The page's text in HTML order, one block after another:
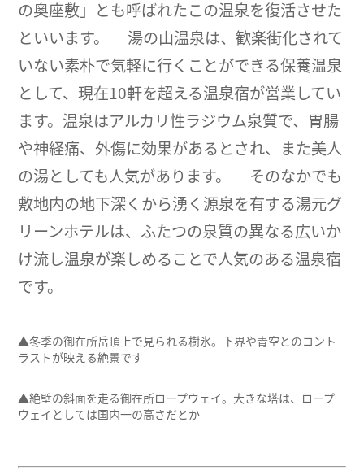
の奥座敷」とも呼ばれたこの温泉を復活させた
といいます。 湯の山温泉は、歓楽街化されて
いない素朴で気軽に行くことができる保養温泉
として、現在10軒を超える温泉宿が営業してい
ます。温泉はアルカリ性ラジウム泉質で、胃腸
や神経痛、外傷に効果があるとされ、また美人
の湯としても人気があります。 そのなかでも
敷地内の地下深くから湧く源泉を有する湯元グ
リーンホテルは、ふたつの泉質の異なる広いか
け流し温泉が楽しめることで人気のある温泉宿
です。
▲冬季の御在所岳頂上で見られる樹氷。下界や青空とのコント
ラストが映える絶景です
▲絶壁の斜面を走る御在所ロープウェイ。大きな塔は、ロープ
ウェイとしては国内一の高さだとか